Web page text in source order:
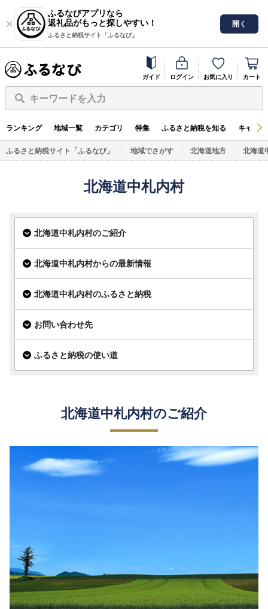
ふるなびアプリなら
返礼品がもっと探しやすい！
ふるさと納税サイト「ふるなび」
開く
ガイド ログイン お気に入り カート
キーワードを入力
ランキング 地域一覧 カテゴリ 特集 ふるさと納税を知る キャン
ふるさと納税サイト「ふるなび」 地域でさがす 北海道地方 北海道
北海道中札内村
北海道中札内村のご紹介
北海道中札内村からの最新情報
北海道中札内村のふるさと納税
お問い合わせ先
ふるさと納税の使い道
北海道中札内村のご紹介